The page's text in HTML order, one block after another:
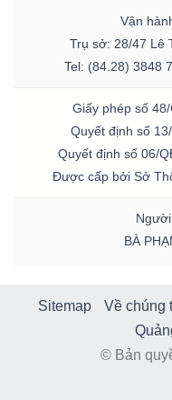
Vận
Trụ sở: 28/47 Lê
Tel: (84.28) 3848
Giấy phép số
Quyết định số
Quyết định số 06/
Được cấp bởi Sở
BÀ
Sitemap Về chúng
© Bản